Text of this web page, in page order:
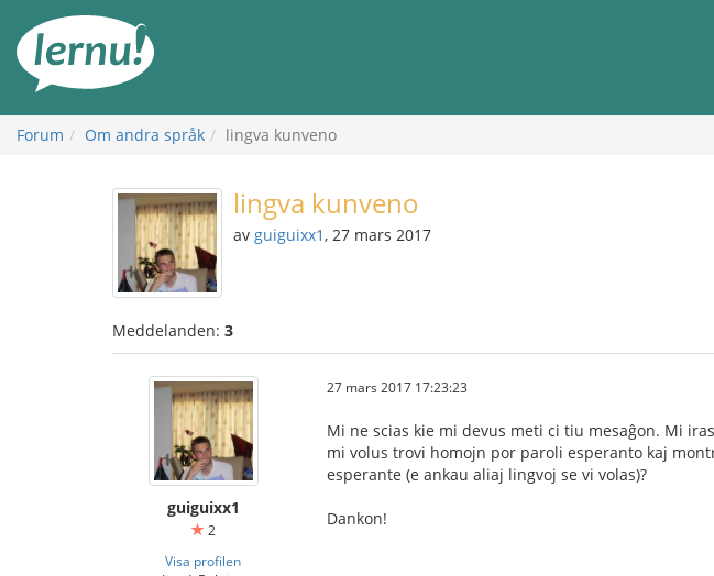
sidans
innehåll
Forum Om andra språk lingva kunveno
lingva kunveno
av guiguixx1, 27 mars 2017
Meddelanden: 3
guiguixx1
2
Visa profilen
27 mars 2017 17:23:23
Mi ne scias kie mi devus meti ci tiu mesaĝon. Mi
mi volus trovi homojn por paroli esperanto kaj
esperante (e ankau aliaj lingvoj se vi volas)?
Dankon!